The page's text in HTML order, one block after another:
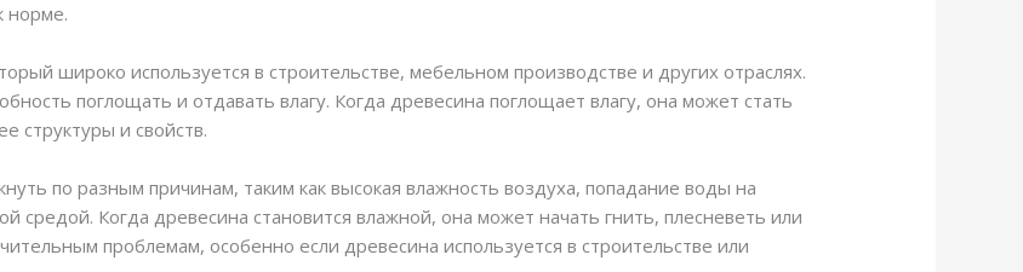
норме.
широко используется в строительстве, мебельном производстве и других отраслях.
поглощать и отдавать влагу. Когда древесина поглощает влагу, она может стать
структуры и свойств.
по разным причинам, таким как высокая влажность воздуха, попадание воды на
средой. Когда древесина становится влажной, она может начать гнить, плесневеть или
проблемам, особенно если древесина используется в строительстве или